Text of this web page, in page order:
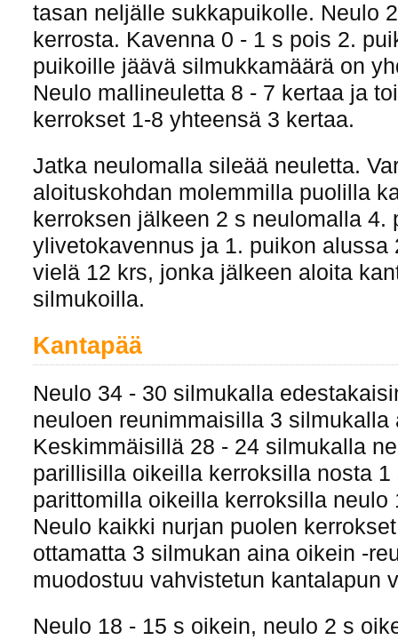
tasan neljälle sukkapuikolle. Neulo
kerrosta. Kavenna 0 - 1 s pois 2.
puikoille jäävä silmukkamäärä on
Neulo mallineuletta 8 - 7 kertaa ja
kerrokset 1-8 yhteensä 3 kertaa.
Jatka neulomalla sileää neuletta.
aloituskohdan molemmilla puolilla
kerroksen jälkeen 2 s neulomalla 4.
ylivetokavennus ja 1. puikon alussa
vielä 12 krs, jonka jälkeen aloita
silmukoilla.
Kantapää
Neulo 34 - 30 silmukalla
neuloen reunimmaisilla 3 silmukalla
Keskimmäisillä 28 - 24 silmukalla
parillisilla oikeilla kerroksilla nosta
parittomilla oikeilla kerroksilla neulo
Neulo kaikki nurjan puolen
ottamatta 3 silmukan aina oikein -
muodostuu vahvistetun kantalapun
Neulo 18 - 15 s oikein, neulo 2 s